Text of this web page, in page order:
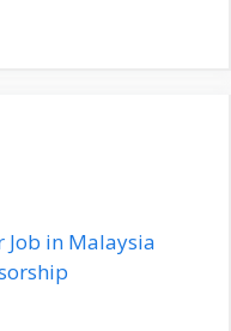
Job in Malaysia